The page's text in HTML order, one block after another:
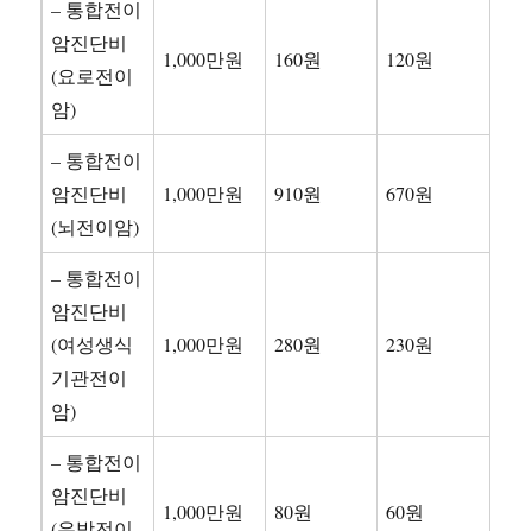
– 통합전이
암진단비
(요로전이
암)
1,000만원 160원 120원
– 통합전이
암진단비
(뇌전이암)
1,000만원 910원 670원
– 통합전이
암진단비
(여성생식
기관전이
암)
1,000만원 280원 230원
– 통합전이
암진단비
1,000만원 80원 60원